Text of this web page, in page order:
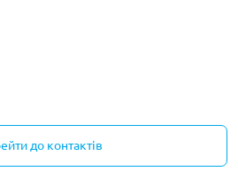
до контактів